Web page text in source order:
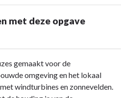
met deze opgave
gemaakt voor de
omgeving en het lokaal
windturbines en zonnevelden.